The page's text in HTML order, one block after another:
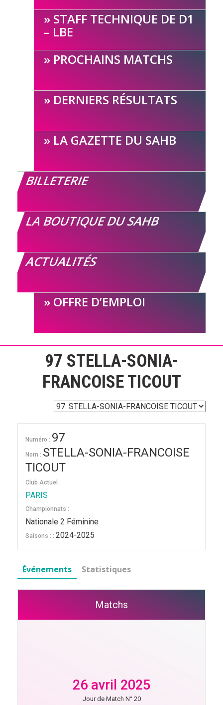
STAFF TECHNIQUE DE D1
– LBE
PROCHAINS MATCHS
DERNIERS RÉSULTATS
LA GAZETTE DU SAHB
BILLETERIE
LA BOUTIQUE DU SAHB
ACTUALITÉS
OFFRE D’EMPLOI
97 STELLA-SONIA-
FRANCOISE TICOUT
Numéro : 97
Nom : STELLA-SONIA-FRANCOISE
TICOUT
Club Actuel :
PARIS
Championnats :
Nationale 2 Féminine
Saisons : : 2024-2025
Événements Statistiques
Matchs
26 avril 2025
Jour de Match N° 20